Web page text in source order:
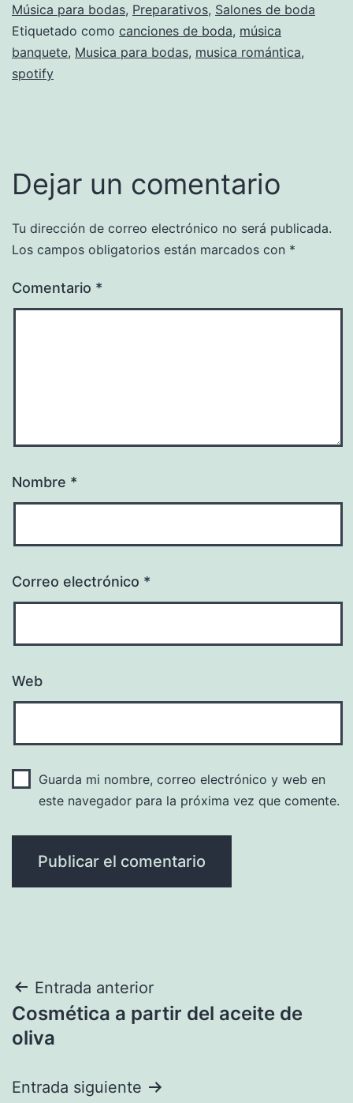
Música para bodas, Preparativos, Salones de boda
Etiquetado como canciones de boda, música
banquete, Musica para bodas, musica romántica,
spotify
Dejar un comentario
Tu dirección de correo electrónico no será publicada.
Los campos obligatorios están marcados con *
Comentario *
Nombre *
Correo electrónico *
Web
Guarda mi nombre, correo electrónico y web en
este navegador para la próxima vez que comente.
Navegación
de
Entrada anterior
Cosmética a partir del aceite de
oliva
Entrada siguiente